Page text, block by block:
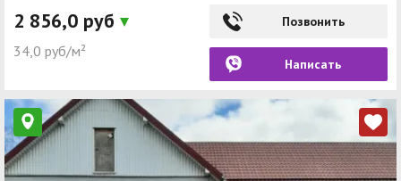
2 856,0 руб
34,0 руб/м²
Позвонить
Написать